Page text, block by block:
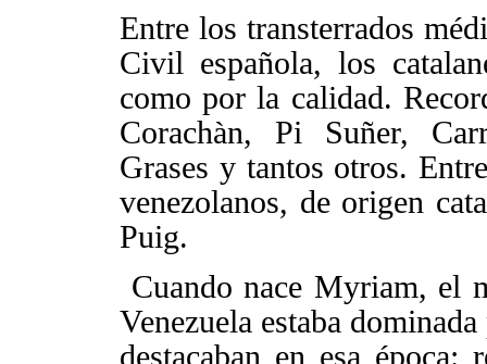
Entre los transterrados
Civil española, los
como por la calidad.
Corachàn, Pi Suñer,
Grases y tantos otros.
venezolanos, de origen
Puig.
Cuando nace Myriam, el
Venezuela estaba
destacaban en esa